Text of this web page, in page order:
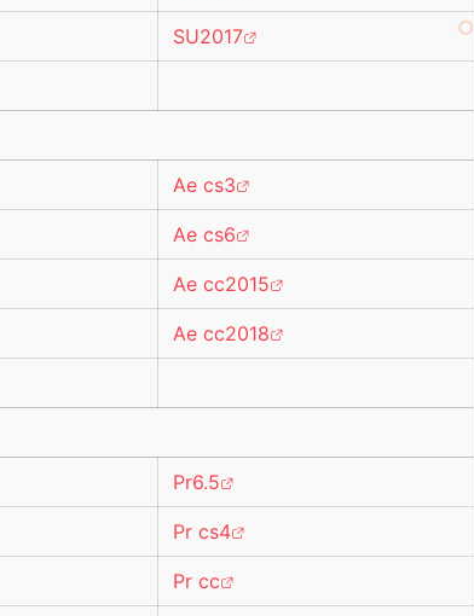
SU2017
Ae cs3
Ae cs6
Ae cc2015
Ae cc2018
Pr6.5
Pr cs4
Pr cc